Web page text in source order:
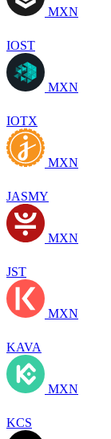
MXN
IOST
MXN
IOTX
MXN
JASMY
MXN
JST
MXN
KAVA
MXN
KCS